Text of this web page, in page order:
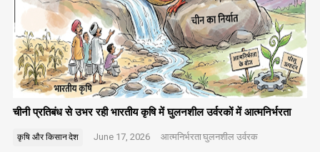
चीनी प्रतिबंध से उभर रही भारतीय कृषि में घुलनशील उर्वरकों में आत्मनिर्भरता
कृषि और किसानदेश June 17, 2026 आत्मनिर्भरताघुलनशील उर्वरक